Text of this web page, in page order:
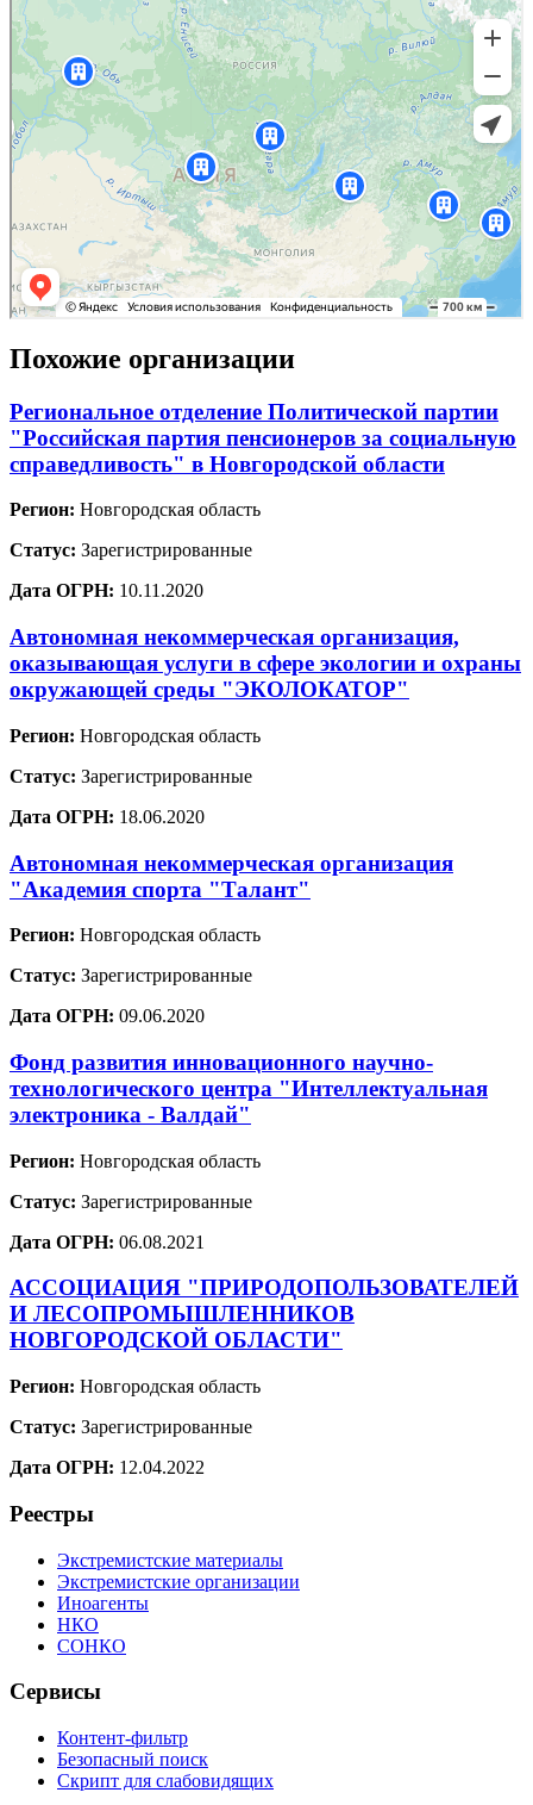
Похожие организации
Региональное отделение Политической партии
"Российская партия пенсионеров за социальную
справедливость" в Новгородской области
Регион: Новгородская область
Статус: Зарегистрированные
Дата ОГРН: 10.11.2020
Автономная некоммерческая организация,
оказывающая услуги в сфере экологии и охраны
окружающей среды "ЭКОЛОКАТОР"
Регион: Новгородская область
Статус: Зарегистрированные
Дата ОГРН: 18.06.2020
Автономная некоммерческая организация
"Академия спорта "Талант"
Регион: Новгородская область
Статус: Зарегистрированные
Дата ОГРН: 09.06.2020
Фонд развития инновационного научно-
технологического центра "Интеллектуальная
электроника - Валдай"
Регион: Новгородская область
Статус: Зарегистрированные
Дата ОГРН: 06.08.2021
АССОЦИАЦИЯ "ПРИРОДОПОЛЬЗОВАТЕЛЕЙ
И ЛЕСОПРОМЫШЛЕННИКОВ
НОВГОРОДСКОЙ ОБЛАСТИ"
Регион: Новгородская область
Статус: Зарегистрированные
Дата ОГРН: 12.04.2022
Реестры
Экстремистские материалы
Экстремистские организации
Иноагенты
НКО
СОНКО
Сервисы
Контент-фильтр
Безопасный поиск
Скрипт для слабовидящих